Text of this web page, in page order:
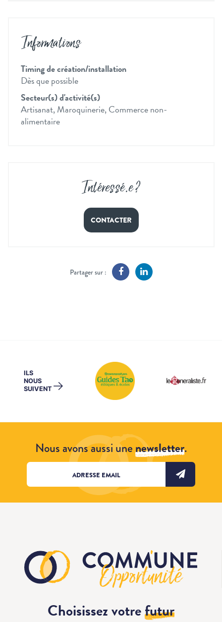
Informations
Timing de création/installation
Dès que possible
Secteur(s) d'activité(s)
Artisanat, Maroquinerie, Commerce non-
alimentaire
Intéressé.e ?
CONTACTER
Partager sur :
ILS
NOUS
SUIVENT →
Nous avons aussi unenewsletter.
Choisissez votrefutur